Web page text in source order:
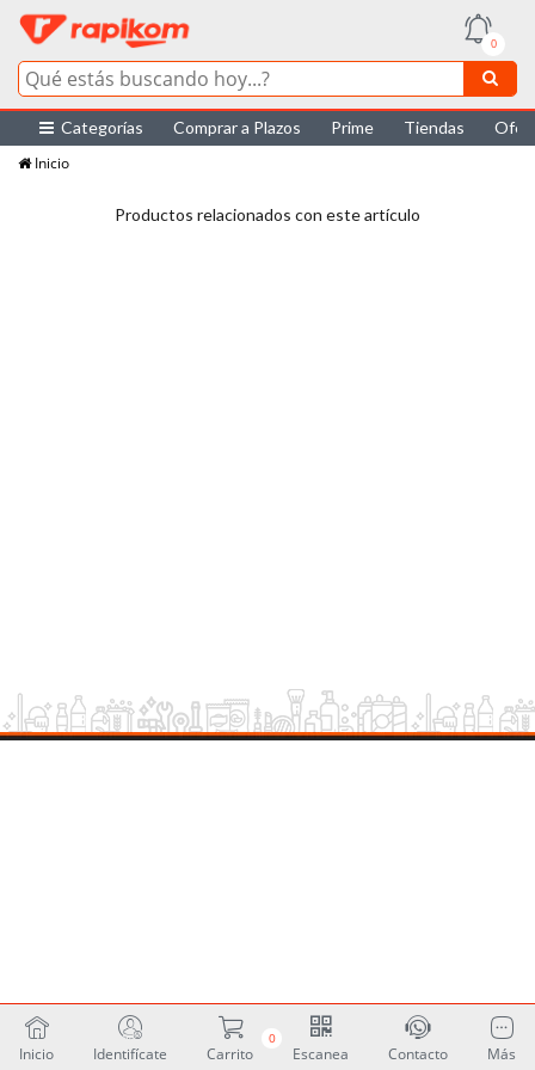
0
Categorías Comprar a Plazos Prime Tiendas
Inicio
Productos relacionados con este artículo
Inicio Identifícate
0
Carrito Escanea Contacto Más